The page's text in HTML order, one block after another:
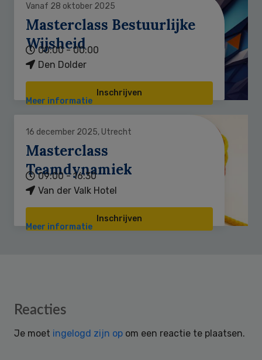
Vanaf 28 oktober 2025
Masterclass Bestuurlijke
Wijsheid
00:00 - 00:00
Den Dolder
Inschrijven
Meer informatie
16 december 2025, Utrecht
Masterclass
Teamdynamiek
09:00 - 16:30
Van der Valk Hotel
Inschrijven
Meer informatie
Reader
Reacties
Je moet ingelogd zijn op om een reactie te plaatsen.